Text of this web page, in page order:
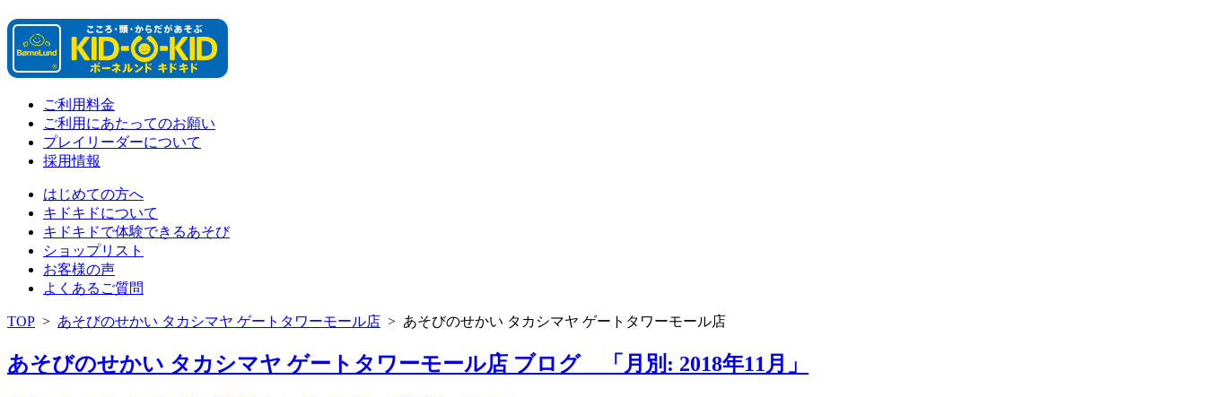
ご利用料金
ご利用にあたってのお願い
プレイリーダーについて
採用情報
はじめての方へ
キドキドについて
キドキドで体験できるあそび
ショップリスト
お客様の声
よくあるご質問
TOP > あそびのせかい タカシマヤ ゲートタワーモール店 > あそびのせかい タカシマヤ ゲートタワーモール店
あそびのせかい タカシマヤ ゲートタワーモール店 ブログ 「月別: 2018年11月」